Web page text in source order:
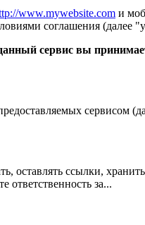
www.mywebsite.com и
соглашения (далее
сервис вы
сервисом
оставлять ссылки,
ответственность за...